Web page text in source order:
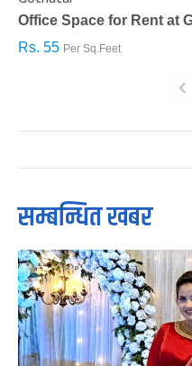
Office Space for Rent at
Rs. 55 Per Sq.Feet
‹
सम्बन्धित खबर